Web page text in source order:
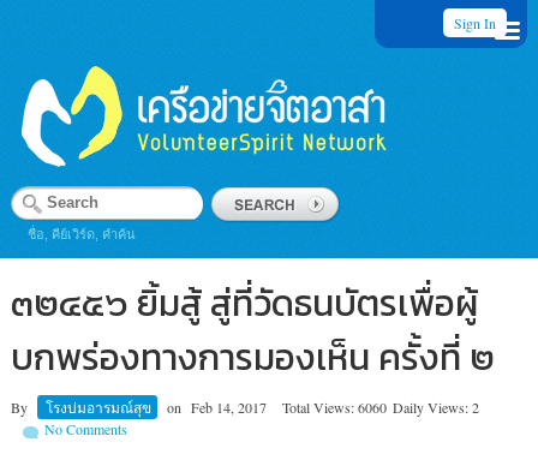
Sign In
ชื่อ, คีย์เวิร์ด, คำค้น
๓๒๔๕๖ ยิ้มสู้ สู่ที่วัดธนบัตรเพื่อผู้
บกพร่องทางการมองเห็น ครั้งที่ ๒
By โรงบ่มอารมณ์สุข on Feb 14, 2017 Total Views: 6060 Daily Views: 2
No Comments